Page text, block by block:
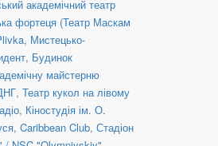
академічний театр
фортеця (Театр Маскам
, Мистецько-
, Будинок
майстерню
, Театр кукол на лівому
, Кіностудія ім. О.
, Caribbean Club, Стадіон